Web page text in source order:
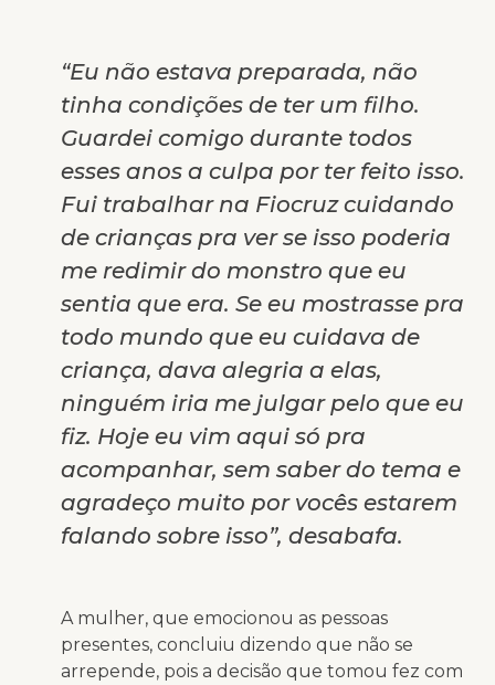
“Eu não estava preparada, não
tinha condições de ter um filho.
Guardei comigo durante todos
esses anos a culpa por ter feito isso.
Fui trabalhar na Fiocruz cuidando
de crianças pra ver se isso poderia
me redimir do monstro que eu
sentia que era. Se eu mostrasse pra
todo mundo que eu cuidava de
criança, dava alegria a elas,
ninguém iria me julgar pelo que eu
fiz. Hoje eu vim aqui só pra
acompanhar, sem saber do tema e
agradeço muito por vocês estarem
falando sobre isso”, desabafa.
A mulher, que emocionou as pessoas
presentes, concluiu dizendo que não se
arrepende, pois a decisão que tomou fez com